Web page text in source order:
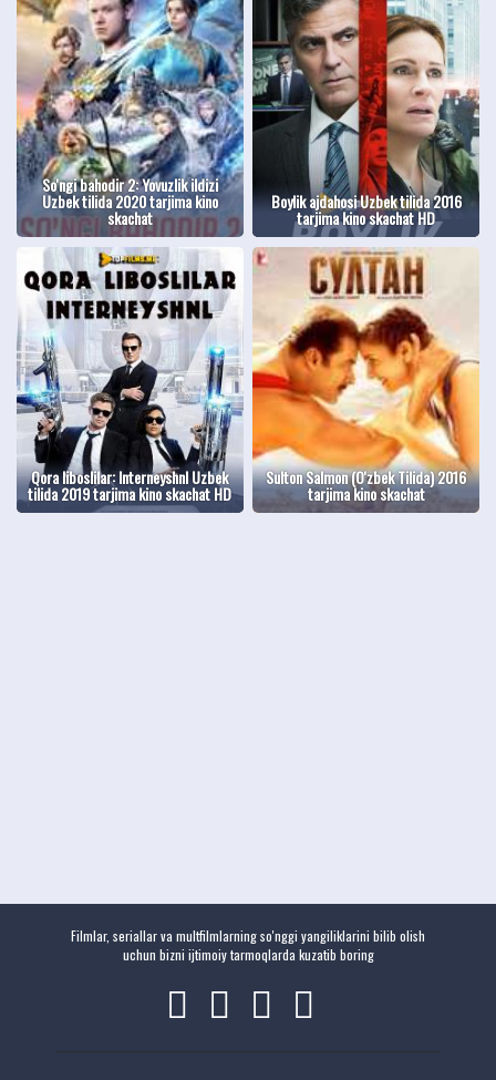
So'ngi bahodir 2: Yovuzlik ildizi
Uzbek tilida 2020 tarjima kino
skachat
Boylik ajdahosi Uzbek tilida 2016
tarjima kino skachat HD
Qora liboslilar: Interneyshnl Uzbek
tilida 2019 tarjima kino skachat HD
Sulton Salmon (O'zbek Tilida) 2016
tarjima kino skachat
Filmlar, seriallar va multfilmlarning so'nggi yangiliklarini bilib olish
uchun bizni ijtimoiy tarmoqlarda kuzatib boring